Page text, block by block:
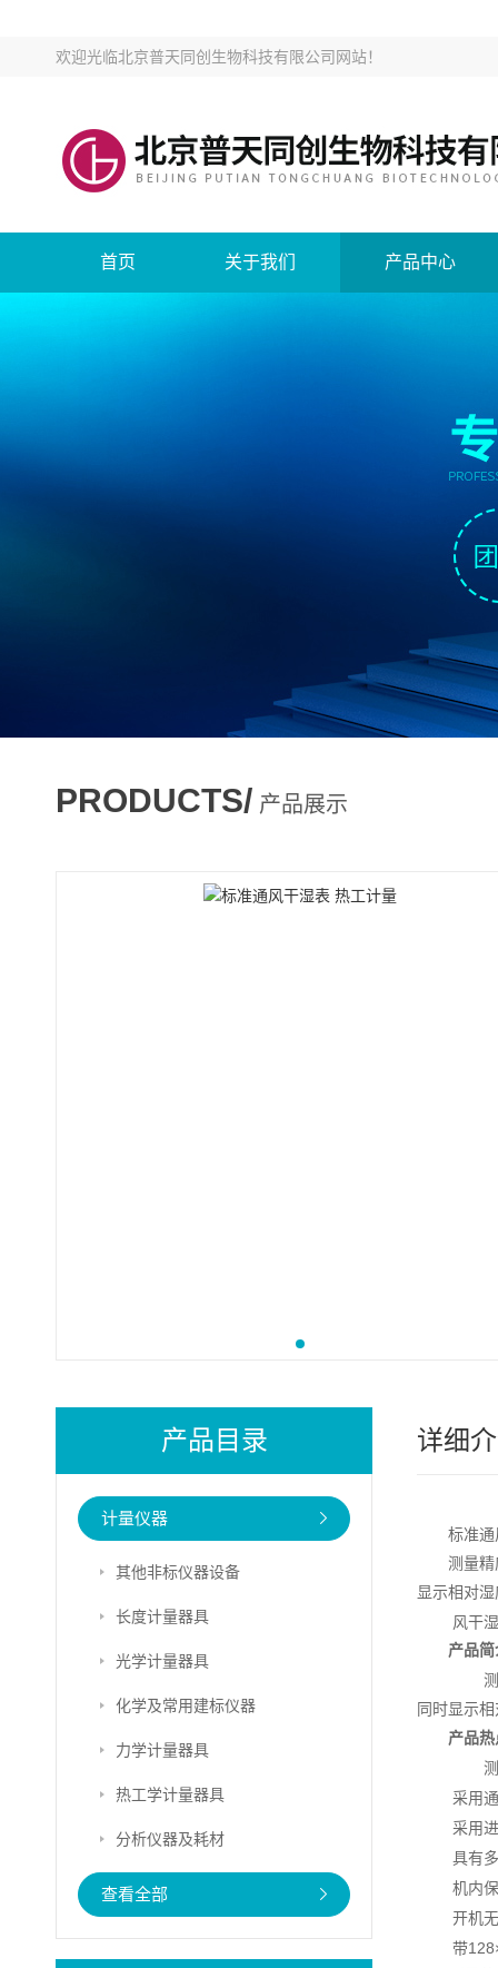
欢迎光临北京普天同创生物科技有限公司网站！
首页 关于我们 产品中心
PRODUCTS/ 产品展示
产品目录
计量仪器
其他非标仪器设备
长度计量器具
光学计量器具
化学及常用建标仪器
力学计量器具
热工学计量器具
分析仪器及耗材
查看全部
详细
标准
测量
显示相对
风干
产品
同时显示
产品
采用
采用
具有
机内
开机
带